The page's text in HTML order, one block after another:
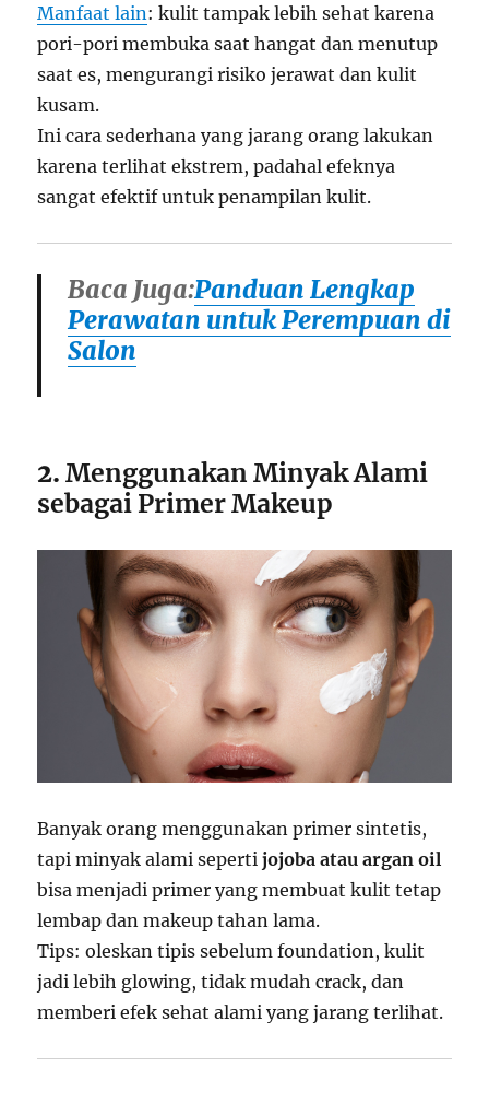
Manfaat lain: kulit tampak lebih sehat karena
pori-pori membuka saat hangat dan menutup
saat es, mengurangi risiko jerawat dan kulit
kusam.
Ini cara sederhana yang jarang orang lakukan
karena terlihat ekstrem, padahal efeknya
sangat efektif untuk penampilan kulit.
Baca Juga:Panduan Lengkap
Perawatan untuk Perempuan di
Salon
2.Menggunakan Minyak Alami
sebagai Primer Makeup
Banyak orang menggunakan primer sintetis,
tapi minyak alami sepertijojoba atau argan oil
bisa menjadi primer yang membuat kulit tetap
lembap dan makeup tahan lama.
Tips: oleskan tipis sebelum foundation, kulit
jadi lebih glowing, tidak mudah crack, dan
memberi efek sehat alami yang jarang terlihat.